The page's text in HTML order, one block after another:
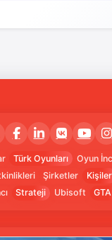
Türk Oyunları
Oyun
Şirketler Kişiler
Strateji Ubisoft